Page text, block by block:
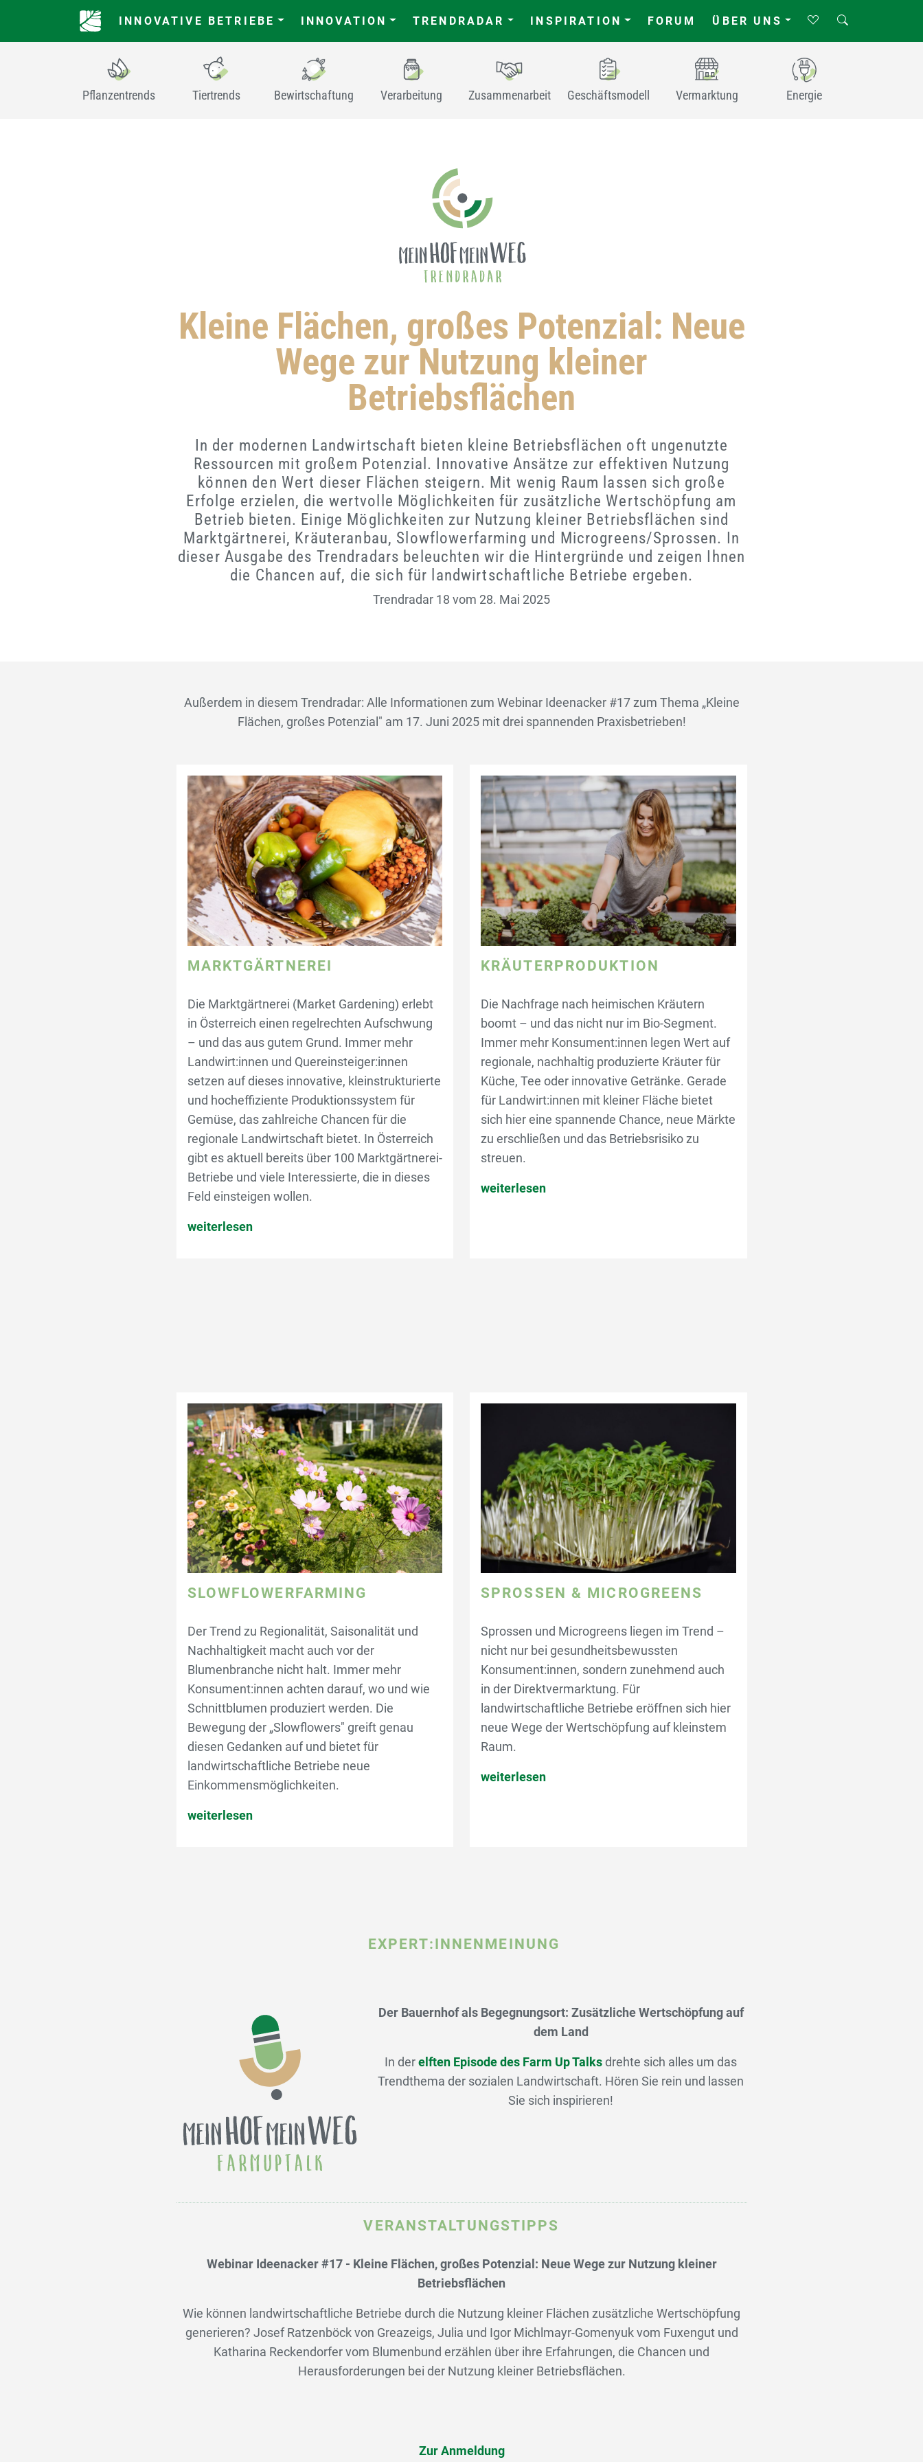
INNOVATIVE BETRIEBE INNOVATION TRENDRADAR INSPIRATION FORUM ÜBER UNS
Pflanzentrends Tiertrends Bewirtschaftung Verarbeitung Zusammenarbeit Geschäftsmodell Vermarktung Energie
Kleine Flächen, großes Potenzial: Neue
Wege zur Nutzung kleiner
Betriebsflächen
In der modernen Landwirtschaft bieten kleine Betriebsflächen oft ungenutzte
Ressourcen mit großem Potenzial. Innovative Ansätze zur effektiven Nutzung
können den Wert dieser Flächen steigern. Mit wenig Raum lassen sich große
Erfolge erzielen, die wertvolle Möglichkeiten für zusätzliche Wertschöpfung am
Betrieb bieten. Einige Möglichkeiten zur Nutzung kleiner Betriebsflächen sind
Marktgärtnerei, Kräuteranbau, Slowflowerfarming und Microgreens/Sprossen. In
dieser Ausgabe des Trendradars beleuchten wir die Hintergründe und zeigen Ihnen
die Chancen auf, die sich für landwirtschaftliche Betriebe ergeben.
Trendradar 18 vom 28. Mai 2025
Außerdem in diesem Trendradar: Alle Informationen zum Webinar Ideenacker #17 zum Thema „Kleine
Flächen, großes Potenzial" am 17. Juni 2025 mit drei spannenden Praxisbetrieben!
MARKTGÄRTNEREI
Die Marktgärtnerei (Market Gardening) erlebt
in Österreich einen regelrechten Aufschwung
– und das aus gutem Grund. Immer mehr
Landwirt:innen und Quereinsteiger:innen
setzen auf dieses innovative, kleinstrukturierte
und hocheffiziente Produktionssystem für
Gemüse, das zahlreiche Chancen für die
regionale Landwirtschaft bietet. In Österreich
gibt es aktuell bereits über 100 Marktgärtnerei-
Betriebe und viele Interessierte, die in dieses
Feld einsteigen wollen.
weiterlesen
KRÄUTERPRODUKTION
Die Nachfrage nach heimischen Kräutern
boomt – und das nicht nur im Bio-Segment.
Immer mehr Konsument:innen legen Wert auf
regionale, nachhaltig produzierte Kräuter für
Küche, Tee oder innovative Getränke. Gerade
für Landwirt:innen mit kleiner Fläche bietet
sich hier eine spannende Chance, neue Märkte
zu erschließen und das Betriebsrisiko zu
streuen.
weiterlesen
SLOWFLOWERFARMING
Der Trend zu Regionalität, Saisonalität und
Nachhaltigkeit macht auch vor der
Blumenbranche nicht halt. Immer mehr
Konsument:innen achten darauf, wo und wie
Schnittblumen produziert werden. Die
Bewegung der „Slowflowers" greift genau
diesen Gedanken auf und bietet für
landwirtschaftliche Betriebe neue
Einkommensmöglichkeiten.
weiterlesen
SPROSSEN & MICROGREENS
Sprossen und Microgreens liegen im Trend –
nicht nur bei gesundheitsbewussten
Konsument:innen, sondern zunehmend auch
in der Direktvermarktung. Für
landwirtschaftliche Betriebe eröffnen sich hier
neue Wege der Wertschöpfung auf kleinstem
Raum.
weiterlesen
EXPERT:INNENMEINUNG
Der Bauernhof als Begegnungsort: Zusätzliche Wertschöpfung auf
dem Land
In derelften Episode des Farm Up Talks drehte sich alles um das
Trendthema der sozialen Landwirtschaft. Hören Sie rein und lassen
Sie sich inspirieren!
VERANSTALTUNGSTIPPS
Webinar Ideenacker #17 - Kleine Flächen, großes Potenzial: Neue Wege zur Nutzung kleiner
Betriebsflächen
Wie können landwirtschaftliche Betriebe durch die Nutzung kleiner Flächen zusätzliche Wertschöpfung
generieren? Josef Ratzenböck von Greazeigs, Julia und Igor Michlmayr-Gomenyuk vom Fuxengut und
Katharina Reckendorfer vom Blumenbund erzählen über ihre Erfahrungen, die Chancen und
Herausforderungen bei der Nutzung kleiner Betriebsflächen.
Zur Anmeldung